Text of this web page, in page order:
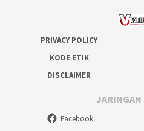
PRIVACY POLICY
KODE ETIK
DISCLAIMER
JARINGAN
Facebook